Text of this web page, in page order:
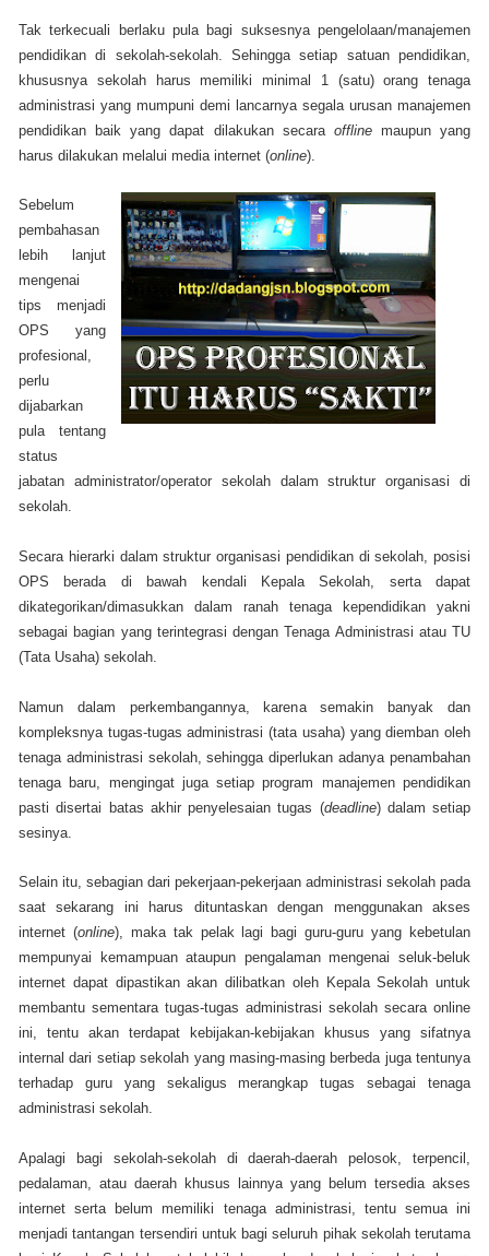
Tak terkecuali berlaku pula bagi suksesnya pengelolaan/manajemen
pendidikan di sekolah-sekolah. Sehingga setiap satuan pendidikan,
khususnya sekolah harus memiliki minimal 1 (satu) orang tenaga
administrasi yang mumpuni demi lancarnya segala urusan manajemen
pendidikan baik yang dapat dilakukan secara offlinemaupun yang
harus dilakukan melalui media internet (online).
Sebelum
pembahasan
lebih lanjut
mengenai
tips menjadi
OPS yang
profesional,
perlu
dijabarkan
pula tentang
status
jabatan administrator/operator sekolah dalam struktur organisasi di
sekolah.
Secara hierarki dalam struktur organisasi pendidikan di sekolah, posisi
OPS berada di bawah kendali Kepala Sekolah, serta dapat
dikategorikan/dimasukkan dalam ranah tenaga kependidikan yakni
sebagai bagian yang terintegrasi dengan Tenaga Administrasi atau TU
(Tata Usaha) sekolah.
Namun dalam perkembangannya, karena semakin banyak dan
kompleksnya tugas-tugas administrasi (tata usaha) yang diemban oleh
tenaga administrasi sekolah, sehingga diperlukan adanya penambahan
tenaga baru, mengingat juga setiap program manajemen pendidikan
pasti disertai batas akhir penyelesaian tugas (deadline) dalam setiap
sesinya.
Selain itu, sebagian dari pekerjaan-pekerjaan administrasi sekolah pada
saat sekarang ini harus dituntaskan dengan menggunakan akses
internet (online), maka tak pelak lagi bagi guru-guru yang kebetulan
mempunyai kemampuan ataupun pengalaman mengenai seluk-beluk
internet dapat dipastikan akan dilibatkan oleh Kepala Sekolah untuk
membantu sementara tugas-tugas administrasi sekolah secara online
ini, tentu akan terdapat kebijakan-kebijakan khusus yang sifatnya
internal dari setiap sekolah yang masing-masing berbeda juga tentunya
terhadap guru yang sekaligus merangkap tugas sebagai tenaga
administrasi sekolah.
Apalagi bagi sekolah-sekolah di daerah-daerah pelosok, terpencil,
pedalaman, atau daerah khusus lainnya yang belum tersedia akses
internet serta belum memiliki tenaga administrasi, tentu semua ini
menjadi tantangan tersendiri untuk bagi seluruh pihak sekolah terutama